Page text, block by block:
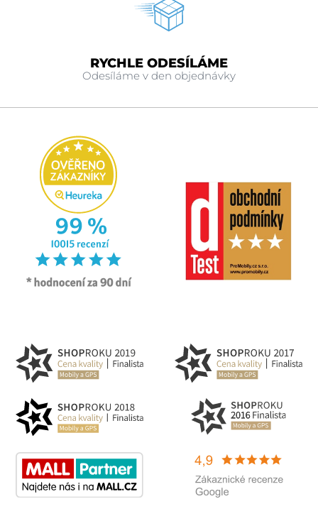
RYCHLE ODESÍLÁME
Odesíláme v den objednávky